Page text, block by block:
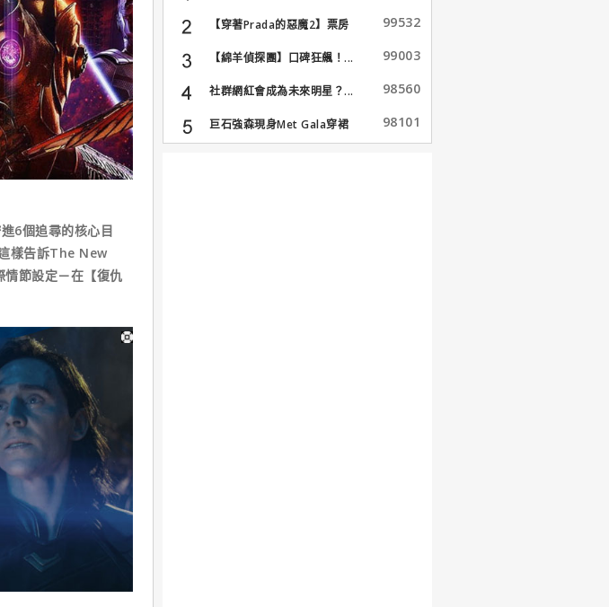
6個追尋的核心目
樣告訴The New
節設定－在【復仇
【穿著Prada的惡魔2】票房
99532
【綿羊偵探團】口碑狂飆！... 99003
社群網紅會成為未來明星？... 98560
巨石強森現身Met Gala穿裙
子...
98101